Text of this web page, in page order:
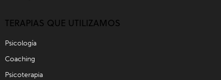
TERAPIAS QUE UTILIZAMOS
Psicología
Coaching
Psicoterapia